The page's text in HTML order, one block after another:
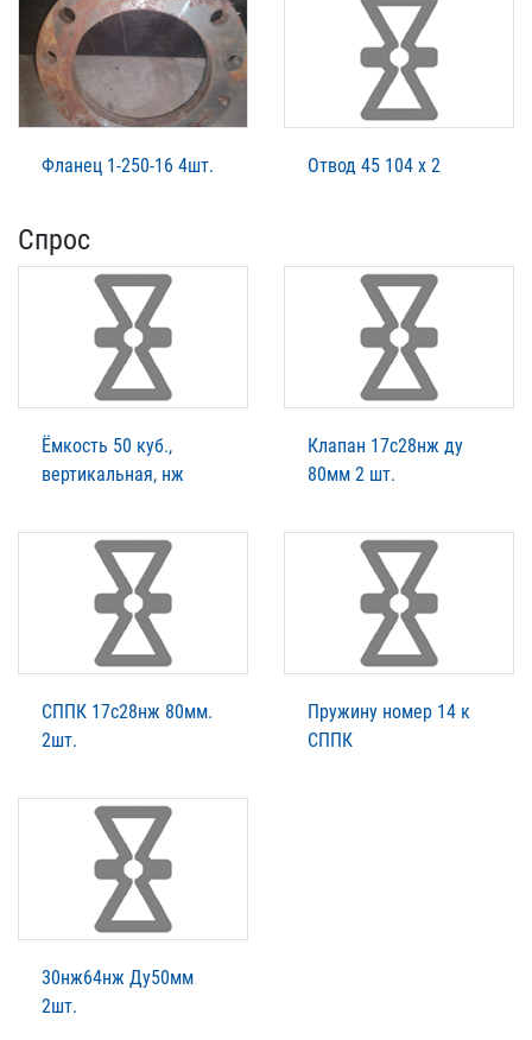
Фланец 1-250-16 4шт. Отвод 45 104 х 2
Спрос
Ёмкость 50 куб.,
вертикальная, нж
Клапан 17с28нж ду
80мм 2 шт.
СППК 17с28нж 80мм.
2шт.
Пружину номер 14 к
СППК
30нж64нж Ду50мм
2шт.